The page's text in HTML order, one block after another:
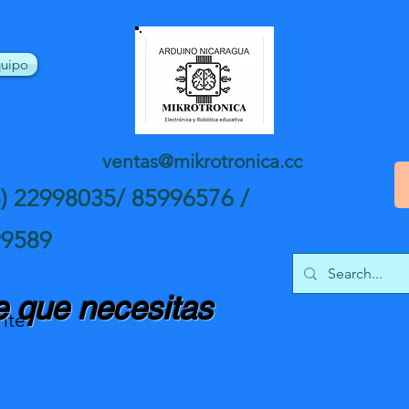
22998035/ 85996576 /
ventas@mikrotronica.cc
que necesitas